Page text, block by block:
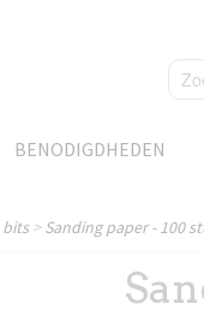
BENODIGDHEDEN
bits>Sanding paper - 100